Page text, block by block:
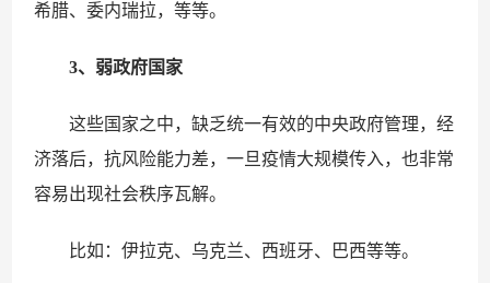
希腊、委内瑞拉，等等。
3、弱政府国家
这些国家之中，缺乏统一有效的中央政府管理，经
济落后，抗风险能力差，一旦疫情大规模传入，也非常
容易出现社会秩序瓦解。
比如：伊拉克、乌克兰、西班牙、巴西等等。